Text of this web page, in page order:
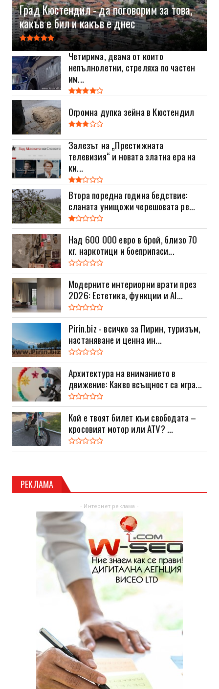
Град Кюстендил - да поговорим за това,
какъв е бил и какъв е днес
Четирима, двама от които
непълнолетни, стреляха по частен
им...
Огромна дупка зейна в Кюстендил
Залезът на „Престижната
телевизия“ и новата златна ера на
ки...
Втора поредна година бедствие:
сланата унищожи черешовата ре...
Над 600 000 евро в брой, близо 70
кг. наркотици и боеприпаси...
Модерните интериорни врати през
2026: Естетика, функции и AI...
Pirin.biz - всичко за Пирин, туризъм,
настаняване и ценна ин...
Архитектура на вниманието в
движение: Какво всъщност са игра...
Кой е твоят билет към свободата –
кросовият мотор или ATV? ...
РЕКЛАМА
- Интернет реклама -